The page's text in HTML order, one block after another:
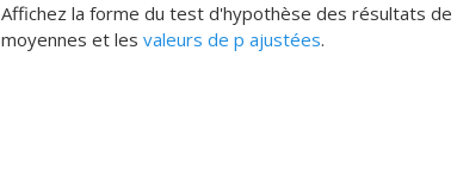
Affichez la forme du test d'hypothèse des résultats
moyennes et les valeurs de p ajustées.